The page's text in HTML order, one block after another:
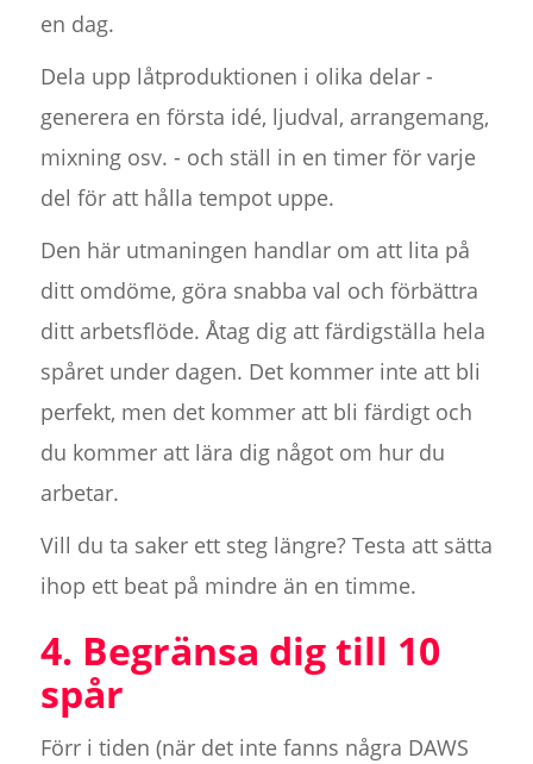
en dag.
Dela upp låtproduktionen i olika delar -
generera en första idé, ljudval, arrangemang,
mixning osv. - och ställ in en timer för varje
del för att hålla tempot uppe.
Den här utmaningen handlar om att lita på
ditt omdöme, göra snabba val och förbättra
ditt arbetsflöde. Åtag dig att färdigställa hela
spåret under dagen. Det kommer inte att bli
perfekt, men det kommer att bli färdigt och
du kommer att lära dig något om hur du
arbetar.
Vill du ta saker ett steg längre? Testa att sätta
ihop ett beat på mindre än en timme.
4. Begränsa dig till 10
spår
Förr i tiden (när det inte fanns några DAWS